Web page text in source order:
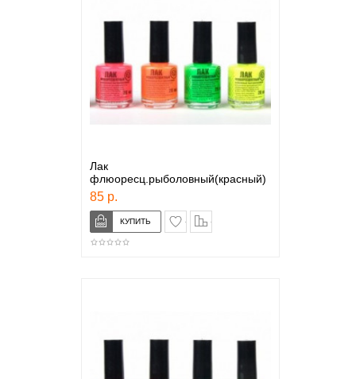
Лак
флюоресц.рыболовный(красный)
85 р.
в закладки